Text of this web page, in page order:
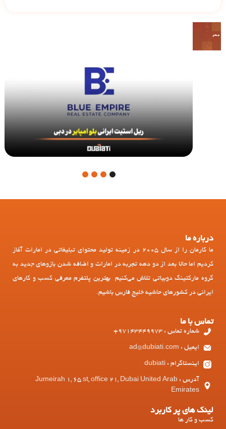
1
درباره ما
ما کارمان را از سال 2005 در زمینه تولید محتوای تبلیغاتی در امارات آغاز
کردیم اما حالا بعد از دو دهه تجربه در امارات و اضافه شدن بازوهای جدید به
گروه مارکتینگ دوبیاتی تلاش می‌کنیم بهترین پلتفرم معرفی کسب و کارهای
ایرانی در کشورهای حاشیه خلیج فارس باشیم.
تماس با ما
شماره تماس : 97143449973+
ایمیل : ad@dubiati.com
اینستاگرام : dubiati
آدرس : Jumeirah 1, 65 st, office 21, Dubai United Arab
Emirates
لینک های پر کاربرد
کسب و کار ها